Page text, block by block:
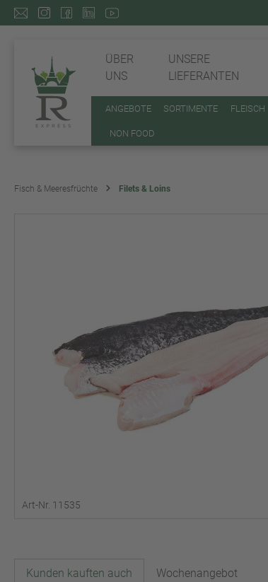
ÜBER
UNS
UNSERE
LIEFERANTEN
ANGEBOTE SORTIMENTE FLEISCH
NON FOOD
Fisch & Meeresfrüchte Filets & Loins
Art-Nr. 11535
Kunden kauften auch Wochenangebot